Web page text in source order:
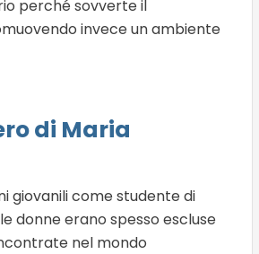
perché sovverte il
invece un ambiente
di Maria
giovanili come studente di
donne erano spesso escluse
nel mondo